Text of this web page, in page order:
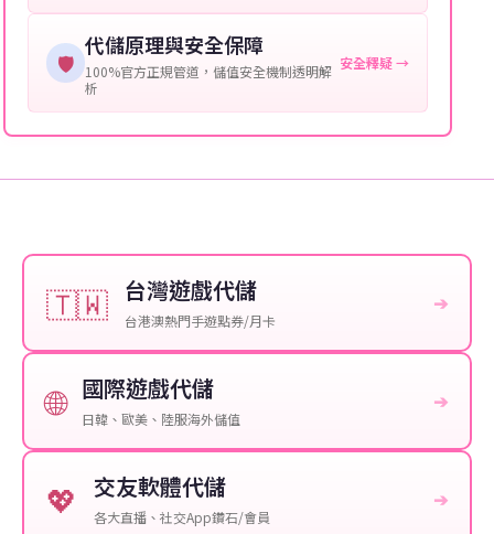
🛡️
代儲原理與安全保障
100%官方正規管道，儲值安全機制透明解
析
安全釋疑 →
🇹🇼 台灣遊戲代儲
台港澳熱門手遊點券/月卡
➔
🌐 國際遊戲代儲
日韓、歐美、陸服海外儲值
➔
💖 交友軟體代儲
各大直播、社交App鑽石/會員
➔